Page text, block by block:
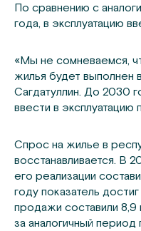
По сравнению с
года, в эксплуатацию
«Мы не сомневаемся,
жилья будет выполнен
Сагдатуллин. До 2030
ввести в эксплуатацию
Спрос на жилье в
восстанавливается. В
его реализации
году показатель достиг
продажи составили 8,9
за аналогичный